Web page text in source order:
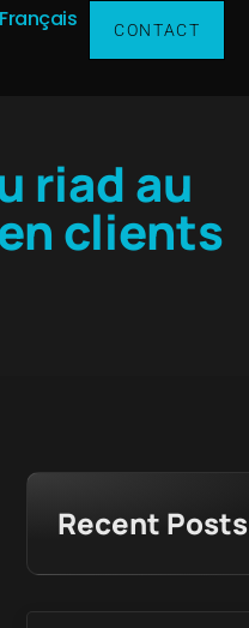
Français CONTACT
riad au
clients
Recent Posts